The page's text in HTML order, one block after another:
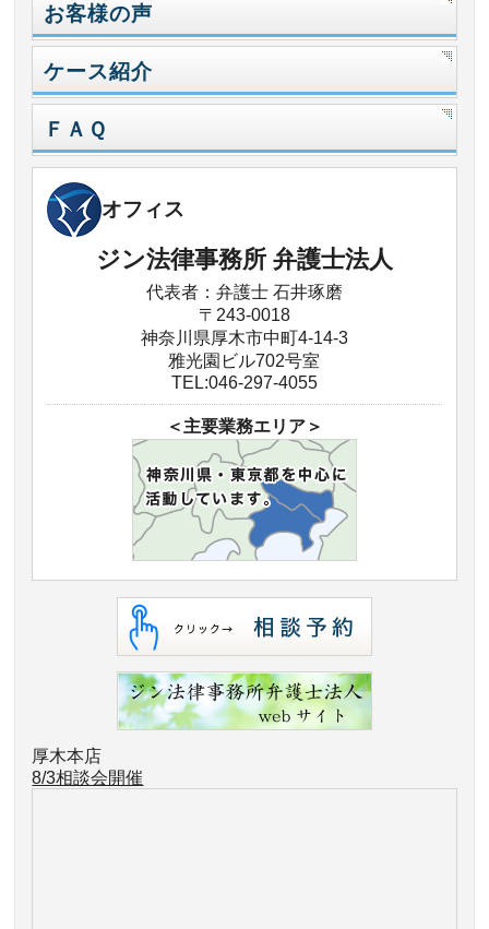
お客様の声
ケース紹介
ＦＡＱ
オフィス
ジン法律事務所 弁護士法人
代表者：弁護士 石井琢磨
〒243-0018
神奈川県厚木市中町4-14-3
雅光園ビル702号室
TEL:046-297-4055
＜主要業務エリア＞
厚木本店
8/3相談会開催